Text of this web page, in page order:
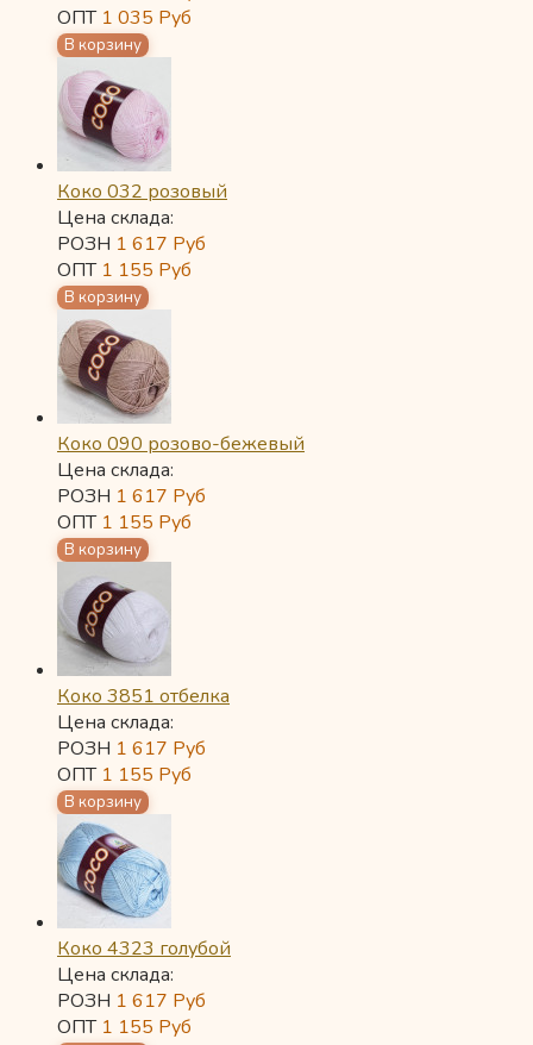
ОПТ 1 035 Руб
Коко 032 розовый
Цена склада:
РОЗН 1 617 Руб
ОПТ 1 155 Руб
Коко 090 розово-бежевый
Цена склада:
РОЗН 1 617 Руб
ОПТ 1 155 Руб
Коко 3851 отбелка
Цена склада:
РОЗН 1 617 Руб
ОПТ 1 155 Руб
Коко 4323 голубой
Цена склада:
РОЗН 1 617 Руб
ОПТ 1 155 Руб